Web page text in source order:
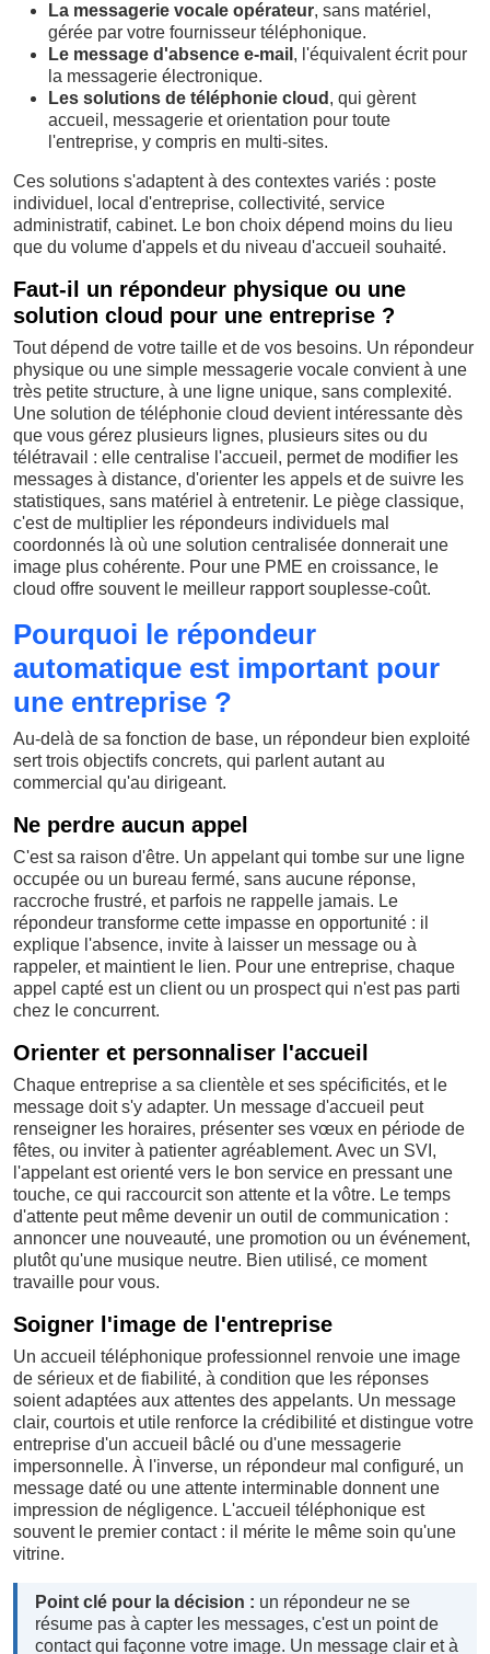
La messagerie vocale opérateur, sans matériel,
gérée par votre fournisseur téléphonique.
Le message d'absence e-mail , l'équivalent écrit pour
la messagerie électronique.
Les solutions de téléphonie cloud , qui gèrent
accueil, messagerie et orientation pour toute
l'entreprise, y compris en multi-sites.
Ces solutions s'adaptent à des contextes variés : poste
individuel, local d'entreprise, collectivité, service
administratif, cabinet. Le bon choix dépend moins du lieu
que du volume d'appels et du niveau d'accueil souhaité.
Faut-il un répondeur physique ou une
solution cloud pour une entreprise ?
Tout dépend de votre taille et de vos besoins. Un répondeur
physique ou une simple messagerie vocale convient à une
très petite structure, à une ligne unique, sans complexité.
Une solution de téléphonie cloud devient intéressante dès
que vous gérez plusieurs lignes, plusieurs sites ou du
télétravail : elle centralise l'accueil, permet de modifier les
messages à distance, d'orienter les appels et de suivre les
statistiques, sans matériel à entretenir. Le piège classique,
c'est de multiplier les répondeurs individuels mal
coordonnés là où une solution centralisée donnerait une
image plus cohérente. Pour une PME en croissance, le
cloud offre souvent le meilleur rapport souplesse-coût.
Pourquoi le répondeur
automatique est important pour
une entreprise ?
Au-delà de sa fonction de base, un répondeur bien exploité
sert trois objectifs concrets, qui parlent autant au
commercial qu'au dirigeant.
Ne perdre aucun appel
C'est sa raison d'être. Un appelant qui tombe sur une ligne
occupée ou un bureau fermé, sans aucune réponse,
raccroche frustré, et parfois ne rappelle jamais. Le
répondeur transforme cette impasse en opportunité : il
explique l'absence, invite à laisser un message ou à
rappeler, et maintient le lien. Pour une entreprise, chaque
appel capté est un client ou un prospect qui n'est pas parti
chez le concurrent.
Orienter et personnaliser l'accueil
Chaque entreprise a sa clientèle et ses spécificités, et le
message doit s'y adapter. Un message d'accueil peut
renseigner les horaires, présenter ses vœux en période de
fêtes, ou inviter à patienter agréablement. Avec un SVI,
l'appelant est orienté vers le bon service en pressant une
touche, ce qui raccourcit son attente et la vôtre. Le temps
d'attente peut même devenir un outil de communication :
annoncer une nouveauté, une promotion ou un événement,
plutôt qu'une musique neutre. Bien utilisé, ce moment
travaille pour vous.
Soigner l'image de l'entreprise
Un accueil téléphonique professionnel renvoie une image
de sérieux et de fiabilité, à condition que les réponses
soient adaptées aux attentes des appelants. Un message
clair, courtois et utile renforce la crédibilité et distingue votre
entreprise d'un accueil bâclé ou d'une messagerie
impersonnelle. À l'inverse, un répondeur mal configuré, un
message daté ou une attente interminable donnent une
impression de négligence. L'accueil téléphonique est
souvent le premier contact : il mérite le même soin qu'une
vitrine.
Point clé pour la décision : un répondeur ne se
résume pas à capter les messages, c'est un point de
contact qui façonne votre image. Un message clair et à